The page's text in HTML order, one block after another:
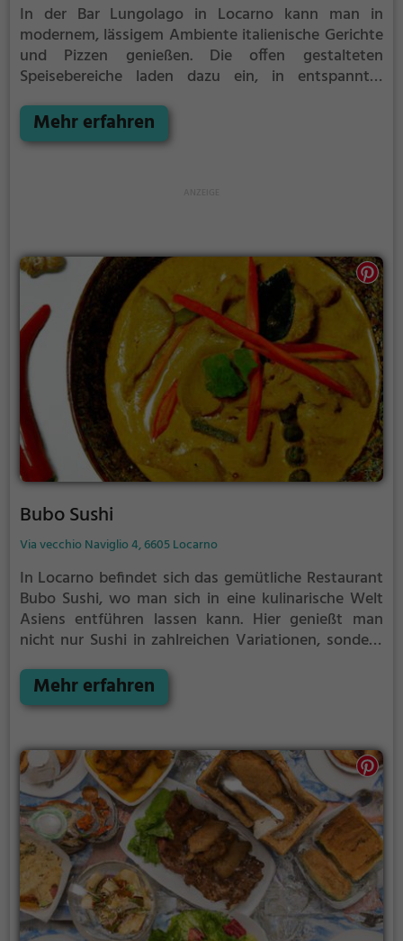
In der Bar Lungolago in Locarno kann man in
modernem, lässigem Ambiente italienische Gerichte
und Pizzen genießen. Die offen gestalteten
Speisebereiche laden dazu ein, in entspannter
probieren. Ob Bier, Wein, Cocktails, gesunde
Gerichte, vegane oder vegetarische Optionen, hier
perfekte Ort, um den Tag mit gutem Essen und
erfrischenden Getränken zu beginnen oder
ausklingen zu lassen.
Mehr erfahren
Bubo Sushi
Via vecchio Naviglio 4, 6605 Locarno
In Locarno befindet sich das gemütliche Restaurant
Bubo Sushi, wo man sich in eine kulinarische Welt
Asiens entführen lassen kann. Hier genießt man
nicht nur Sushi in zahlreichen Variationen, sondern
man aus einem breiten Angebot an Cocktails und
anderen Getränken wählen. Das stilvolle Ambiente
Gesellschaft zu verbringen und sich von den
köstlichen Aromen verwöhnen zu lassen. Bubo Sushi
ist definitiv ein Ort, den man nicht verpassen sollte,
wenn man auf der Suche nach exquisiten asiatischen
Speisen und einer entspannten Atmosphäre ist.
Mehr erfahren